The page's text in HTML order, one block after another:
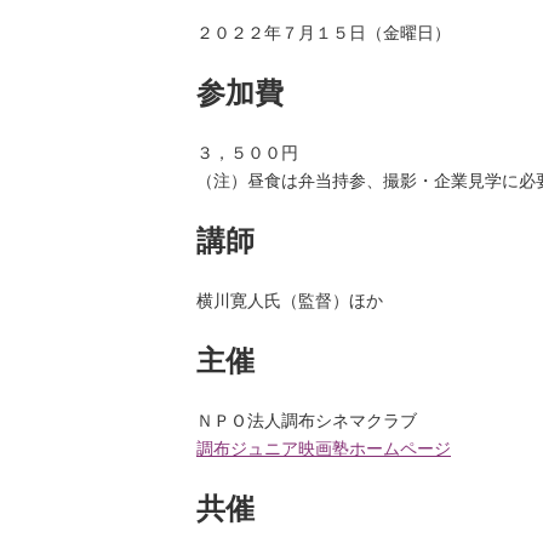
２０２２年７月１５日（金曜日）
参加費
３，５００円
（注）昼食は弁当持参、撮影・企業見学に
講師
横川寛人氏（監督）ほか
主催
ＮＰＯ法人調布シネマクラブ
調布ジュニア映画塾ホームページ
共催